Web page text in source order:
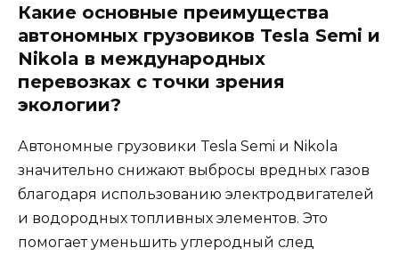
Какие основные преимущества
автономных грузовиков Tesla Semi и
Nikola в международных
перевозках с точки зрения
экологии?
Автономные грузовики Tesla Semi и Nikola
значительно снижают выбросы вредных газов
благодаря использованию электродвигателей
и водородных топливных элементов. Это
помогает уменьшить углеродный след